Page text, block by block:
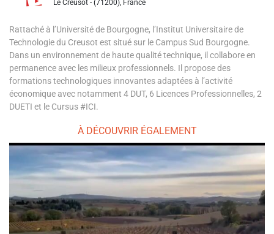
Le Creusot - (71200), France
Rattaché à l’Université de Bourgogne, l’Institut Universitaire de
Technologie du Creusot est situé sur le Campus Sud Bourgogne.
Dans un environnement de haute qualité technique, il collabore en
permanence avec les milieux professionnels. Il propose des
formations technologiques innovantes adaptées à l’activité
économique avec notamment 4 DUT, 6 Licences Professionnelles, 2
DUETI et le Cursus #ICI.
À DÉCOUVRIR ÉGALEMENT